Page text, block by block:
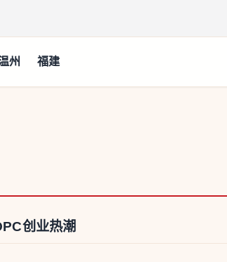
州 福建
创业热潮